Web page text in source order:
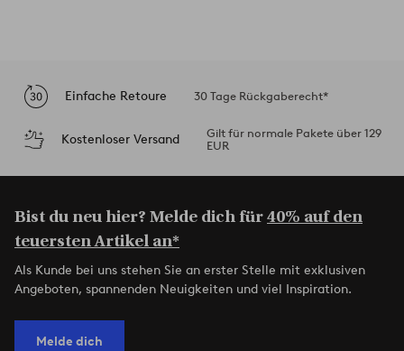
Einfache Retoure 30 Tage Rückgaberecht*
Kostenloser Versand
Gilt für normale Pakete über 129
EUR
Bist du neu hier? Melde dich für40% auf den
teuersten Artikel an*
Als Kunde bei uns stehen Sie an erster Stelle mit exklusiven
Angeboten, spannenden Neuigkeiten und viel Inspiration.
Melde dich